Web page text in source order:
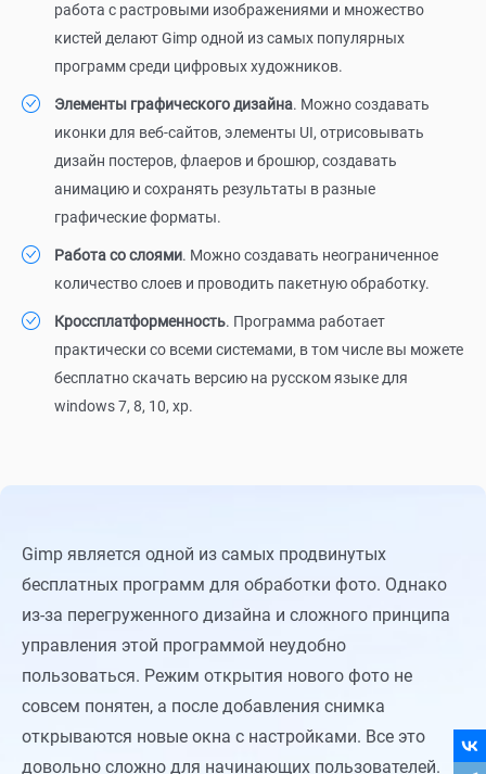
работа с растровыми изображениями и множество
кистей делают Gimp одной из самых популярных
программ среди цифровых художников.
Элементы графического дизайна. Можно создавать
иконки для веб-сайтов, элементы UI, отрисовывать
дизайн постеров, флаеров и брошюр, создавать
анимацию и сохранять результаты в разные
графические форматы.
Работа со слоями. Можно создавать неограниченное
количество слоев и проводить пакетную обработку.
Кроссплатформенность. Программа работает
практически со всеми системами, в том числе вы можете
бесплатно скачать версию на русском языке для
windows 7, 8, 10, xp.
Gimp является одной из самых продвинутых
бесплатных программ для обработки фото. Однако
из-за перегруженного дизайна и сложного принципа
управления этой программой неудобно
пользоваться. Режим открытия нового фото не
совсем понятен, а после добавления снимка
открываются новые окна с настройками. Все это
довольно сложно для начинающих пользователей.